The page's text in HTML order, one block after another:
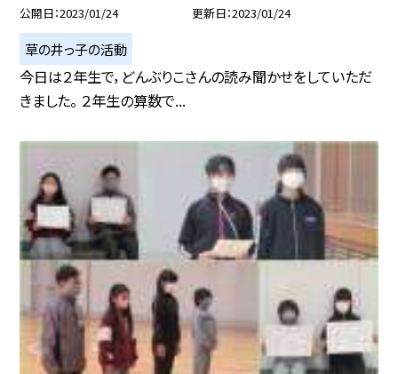
公開日 2023/01/24 更新日 2023/01/24
草の井っ子の活動
今日は２年生で，どんぶりこさんの読み聞かせをしていただ
きました。 ２年生の算数で...